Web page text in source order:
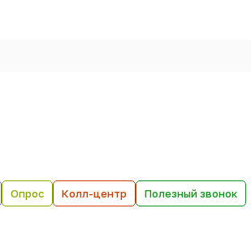
Опрос Колл-центр Полезный звонок